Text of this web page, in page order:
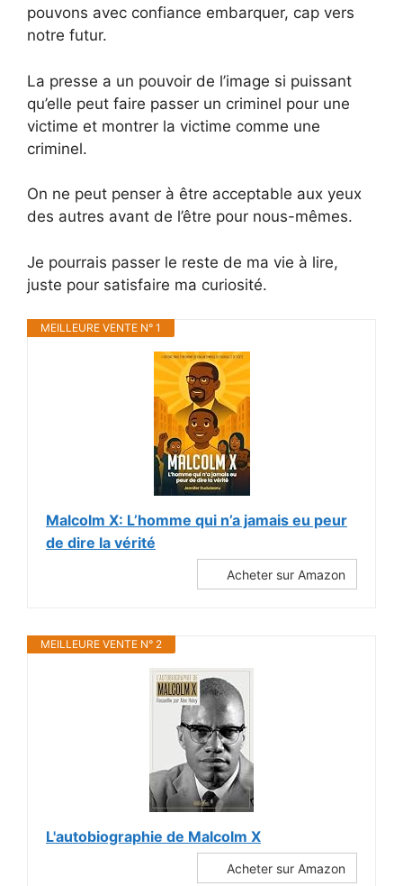
pouvons avec confiance embarquer, cap vers
notre futur.
La presse a un pouvoir de l’image si puissant
qu’elle peut faire passer un criminel pour une
victime et montrer la victime comme une
criminel.
On ne peut penser à être acceptable aux yeux
des autres avant de l’être pour nous-mêmes.
Je pourrais passer le reste de ma vie à lire,
juste pour satisfaire ma curiosité.
MEILLEURE VENTE N° 1
Malcolm X: L’homme qui n’a jamais eu peur
de dire la vérité
Acheter sur Amazon
MEILLEURE VENTE N° 2
L'autobiographie de Malcolm X
Acheter sur Amazon